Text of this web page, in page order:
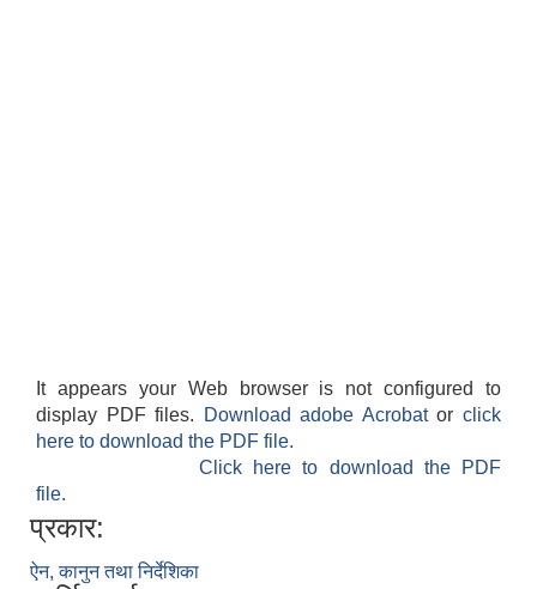
It appears your Web browser is not configured to
display PDF files.
Download adobe Acrobatorclick
here to download the PDF file.
Click here to download the PDF
file.
प्रकार:
ऐन, कानुन तथा निर्देशिका